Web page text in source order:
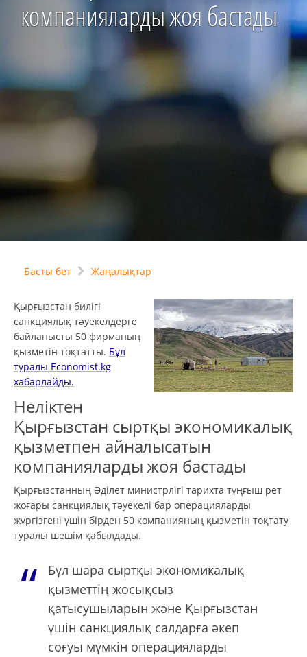
компанияларды жоя бастады
Басты бет Жаңалықтар
Қырғызстан билігі
санкциялық тәуекелдерге
байланысты 50 фирманың
қызметін тоқтатты. Бұл
туралы Еconomist.kg
хабарлайды.
Неліктен
Қырғызстан сыртқы экономикалық
қызметпен айналысатын
компанияларды жоя бастады
Қырғызстанның Әділет министрлігі тарихта тұңғыш рет
жоғары санкциялық тәуекелі бар операцияларды
жүргізгені үшін бірден 50 компанияның қызметін тоқтату
туралы шешім қабылдады.
Бұл шара сыртқы экономикалық
қызметтің жосықсыз
қатысушыларын және Қырғызстан
үшін санкциялық салдарға әкеп
соғуы мүмкін операцияларды